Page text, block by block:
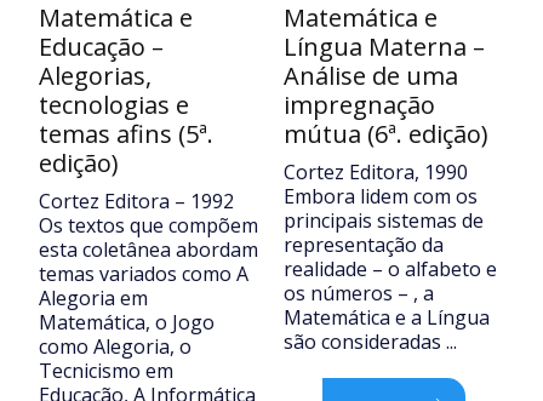
Matemática e
Educação –
Alegorias,
tecnologias e
temas afins (5ª.
edição)
Cortez Editora – 1992
Os textos que compõem
esta coletânea abordam
temas variados como A
Alegoria em
Matemática, o Jogo
como Alegoria, o
Tecnicismo em
Educação, A Informática
Matemática e
Língua Materna –
Análise de uma
impregnação
mútua (6ª. edição)
Cortez Editora, 1990
Embora lidem com os
principais sistemas de
representação da
realidade – o alfabeto e
os números – , a
Matemática e a Língua
são consideradas ...